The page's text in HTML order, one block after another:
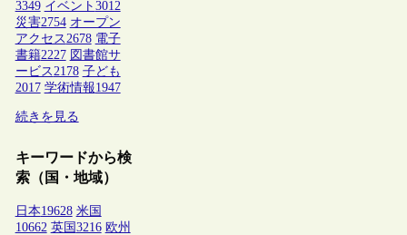
3349 イベント 3012
災害2754 オープン
アクセス2678 電子
書籍2227 図書館サ
ービス2178 子ども
2017 学術情報1947
続きを見る
キーワードから検
索（国・地域）
日本19628 米国
10662 英国 3216 欧州